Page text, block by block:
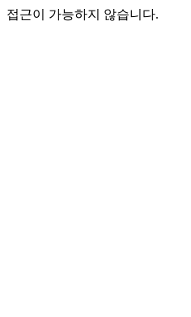
접근이 가능하지 않습니다.